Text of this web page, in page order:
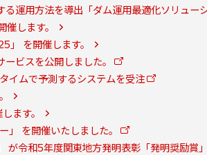
運用方法を導出「ダム運用最適化ソリュ
します。
を開催します。
ビスを公開しました。
イムで予測するシステムを受注
ます。
を開催いたしました。
令和5年度関東地方発明表彰「発明奨励賞」